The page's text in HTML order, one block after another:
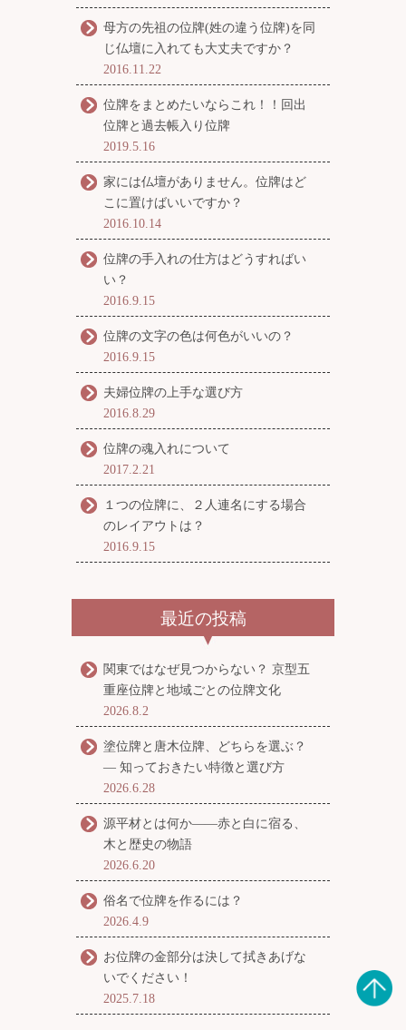
母方の先祖の位牌(姓の違う位牌)を同
じ仏壇に入れても大丈夫ですか？
2016.11.22
位牌をまとめたいならこれ！！回出
位牌と過去帳入り位牌
2019.5.16
家には仏壇がありません。位牌はど
こに置けばいいですか？
2016.10.14
位牌の手入れの仕方はどうすればい
い？
2016.9.15
位牌の文字の色は何色がいいの？
2016.9.15
夫婦位牌の上手な選び方
2016.8.29
位牌の魂入れについて
2017.2.21
１つの位牌に、２人連名にする場合
のレイアウトは？
2016.9.15
最近の投稿
関東ではなぜ見つからない？ 京型五
重座位牌と地域ごとの位牌文化
2026.8.2
塗位牌と唐木位牌、どちらを選ぶ？
― 知っておきたい特徴と選び方
2026.6.28
源平材とは何か――赤と白に宿る、
木と歴史の物語
2026.6.20
俗名で位牌を作るには？
2026.4.9
お位牌の金部分は決して拭きあげな
いでください！
2025.7.18